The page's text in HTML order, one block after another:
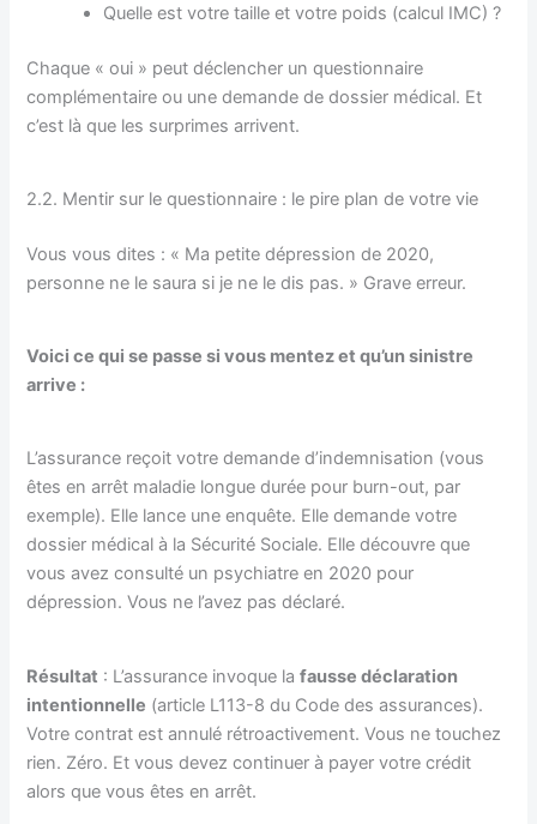
Quelle est votre taille et votre poids (calcul IMC) ?
Chaque « oui » peut déclencher un questionnaire
complémentaire ou une demande de dossier médical. Et
c’est là que les surprimes arrivent.
2.2. Mentir sur le questionnaire : le pire plan de votre vie
Vous vous dites : « Ma petite dépression de 2020,
personne ne le saura si je ne le dis pas. » Grave erreur.
Voici ce qui se passe si vous mentez et qu’un sinistre
arrive :
L’assurance reçoit votre demande d’indemnisation (vous
êtes en arrêt maladie longue durée pour burn-out, par
exemple). Elle lance une enquête. Elle demande votre
dossier médical à la Sécurité Sociale. Elle découvre que
vous avez consulté un psychiatre en 2020 pour
dépression. Vous ne l’avez pas déclaré.
Résultat : L’assurance invoque lafausse déclaration
intentionnelle (article L113-8 du Code des assurances).
Votre contrat est annulé rétroactivement. Vous ne touchez
rien. Zéro. Et vous devez continuer à payer votre crédit
alors que vous êtes en arrêt.